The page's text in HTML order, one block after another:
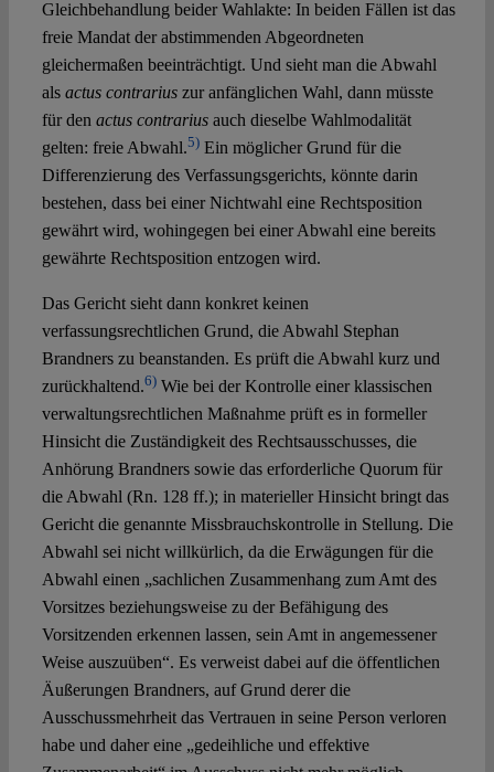
Gleichbehandlung beider Wahlakte: In beiden Fällen ist das
freie Mandat der abstimmenden Abgeordneten
gleichermaßen beeinträchtigt. Und sieht man die Abwahl
als actus contrariuszur anfänglichen Wahl, dann müsste
für den actus contrariusauch dieselbe Wahlmodalität
gelten: freie Abwahl.5)Ein möglicher Grund für die
Differenzierung des Verfassungsgerichts, könnte darin
bestehen, dass bei einer Nichtwahl eine Rechtsposition
gewährt wird, wohingegen bei einer Abwahl eine bereits
gewährte Rechtsposition entzogen wird.
Das Gericht sieht dann konkret keinen
verfassungsrechtlichen Grund, die Abwahl Stephan
Brandners zu beanstanden. Es prüft die Abwahl kurz und
zurückhaltend.6)Wie bei der Kontrolle einer klassischen
verwaltungsrechtlichen Maßnahme prüft es in formeller
Hinsicht die Zuständigkeit des Rechtsausschusses, die
Anhörung Brandners sowie das erforderliche Quorum für
die Abwahl (Rn. 128 ff.); in materieller Hinsicht bringt das
Gericht die genannte Missbrauchskontrolle in Stellung. Die
Abwahl sei nicht willkürlich, da die Erwägungen für die
Abwahl einen „sachlichen Zusammenhang zum Amt des
Vorsitzes beziehungsweise zu der Befähigung des
Vorsitzenden erkennen lassen, sein Amt in angemessener
Weise auszuüben“. Es verweist dabei auf die öffentlichen
Äußerungen Brandners, auf Grund derer die
Ausschussmehrheit das Vertrauen in seine Person verloren
habe und daher eine „gedeihliche und effektive